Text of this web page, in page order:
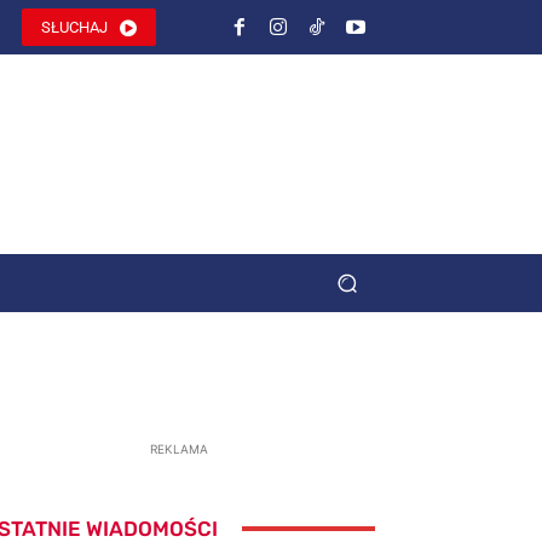
SŁUCHAJ
REKLAMA
WIADOMOŚCI